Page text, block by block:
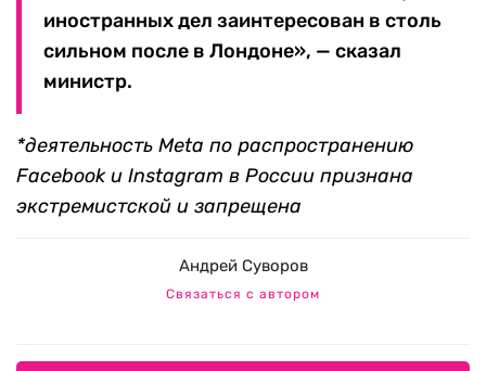
иностранных дел заинтересован в столь
сильном после в Лондоне», — сказал
министр.
*деятельность Meta по распространению
Facebook и Instagram в России признана
экстремистской и запрещена
Андрей Суворов
Связаться с автором